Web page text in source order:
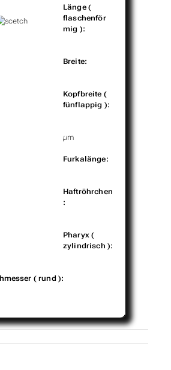
Länge (
flaschenför
mig ):
Breite:
Kopfbreite (
fünflappig ):
µm
Furkalänge:
Haftröhrchen
:
Pharyx (
zylindrisch ):
( rund ):